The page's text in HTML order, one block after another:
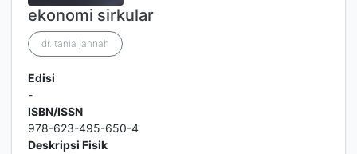
ekonomi sirkular
dr. tania jannah
Edisi
-
ISBN/ISSN
978-623-495-650-4
Deskripsi Fisik